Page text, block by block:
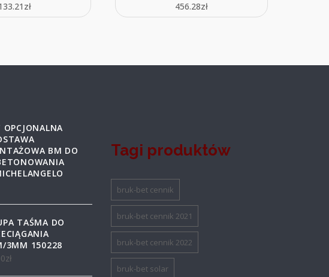
zł 456.28zł
OPCJONALNA
BM DO
TAŚMA DO
3MM 150228
zł
Tagi produktów
bruk-bet cennik
bruk-bet cennik 2021
bruk-bet cennik 2022
bruk-bet solar